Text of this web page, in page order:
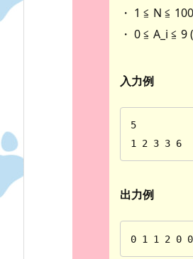
・ 1 ≦ N ≦ 100
・ 0 ≦ A_i ≦
入力例
5
1 2 3 3 6
出力例
0 1 1 2 0